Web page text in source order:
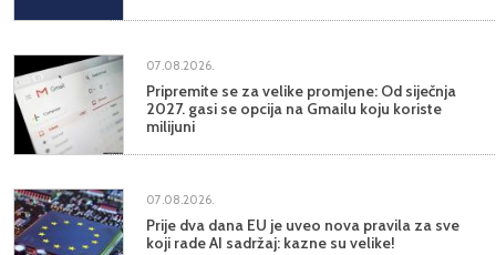
07.08.2026.
Pripremite se za velike promjene: Od siječnja
2027. gasi se opcija na Gmailu koju koriste
milijuni
07.08.2026.
Prije dva dana EU je uveo nova pravila za sve
koji rade AI sadržaj: kazne su velike!